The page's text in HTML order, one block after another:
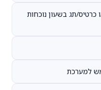
תג בשעון נוכחות
למערכת